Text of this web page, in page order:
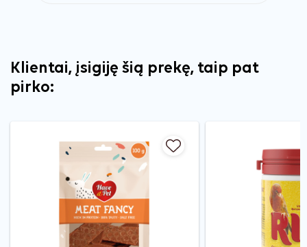
Klientai, įsigiję šią prekę, taip pat
pirko: